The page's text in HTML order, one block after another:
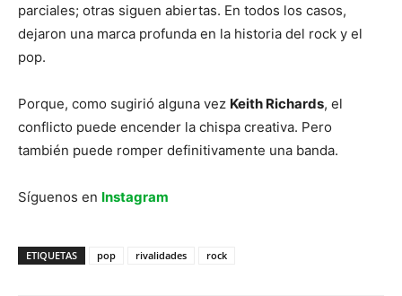
parciales; otras siguen abiertas. En todos los casos,
dejaron una marca profunda en la historia del rock y el
pop.
Porque, como sugirió alguna vez Keith Richards, el
conflicto puede encender la chispa creativa. Pero
también puede romper definitivamente una banda.
Síguenos en Instagram
ETIQUETAS pop rivalidades rock